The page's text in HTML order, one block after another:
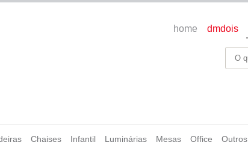
home dmdois
Chaises Infantil Luminárias Mesas Office Outros